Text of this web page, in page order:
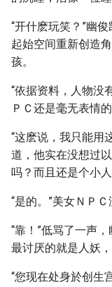
“开什麽玩笑？”幽
起始空间重新创造
孩。
“依据资料，人物没
ＰＣ还是毫无表情
“这麽说，我只能用
道，他实在没想过
吗？而且还是个小人
“是的。”美女ＮＰ
“靠！”低骂了一声
最讨厌的就是人妖
“您现在处身於创生